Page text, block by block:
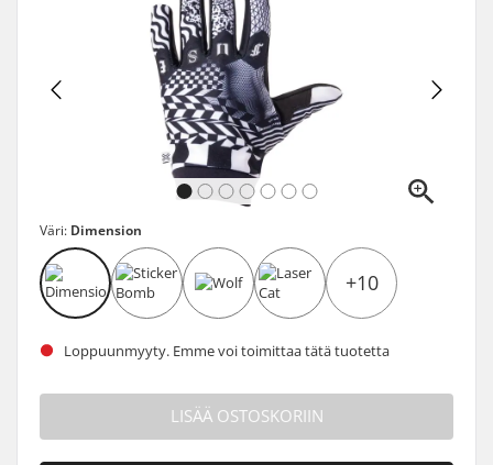
Väri: Dimension
+10
Loppuunmyyty. Emme voi toimittaa tätä tuotetta
LISÄÄ OSTOSKORIIN